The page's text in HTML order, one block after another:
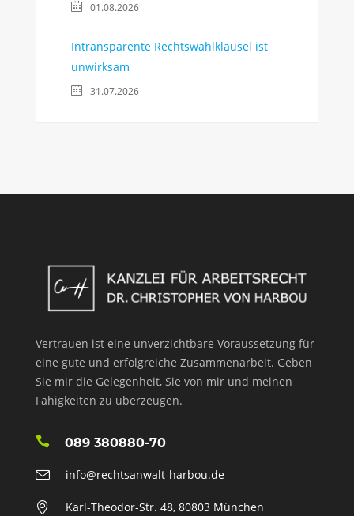
01.08.2026
Intransparente Rechtswahlklausel ist
unwirksam
31.07.2026
Vertrauen ist eine unverzichtbare Voraussetzung für
eine gute und erfolgreiche Zusammenarbeit. Geben
Sie mir die Gelegenheit, Sie von mir und meinen
Fähigkeiten zu überzeugen.
089 380880-70
info@rechtsanwalt-harbou.de
Karl-Theodor-Str. 48, 80803 München